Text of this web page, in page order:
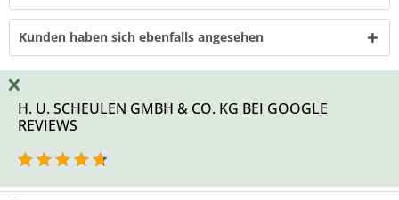
Kunden haben sich ebenfalls angesehen
H. U. SCHEULEN GMBH & CO. KG BEI GOOGLE
REVIEWS